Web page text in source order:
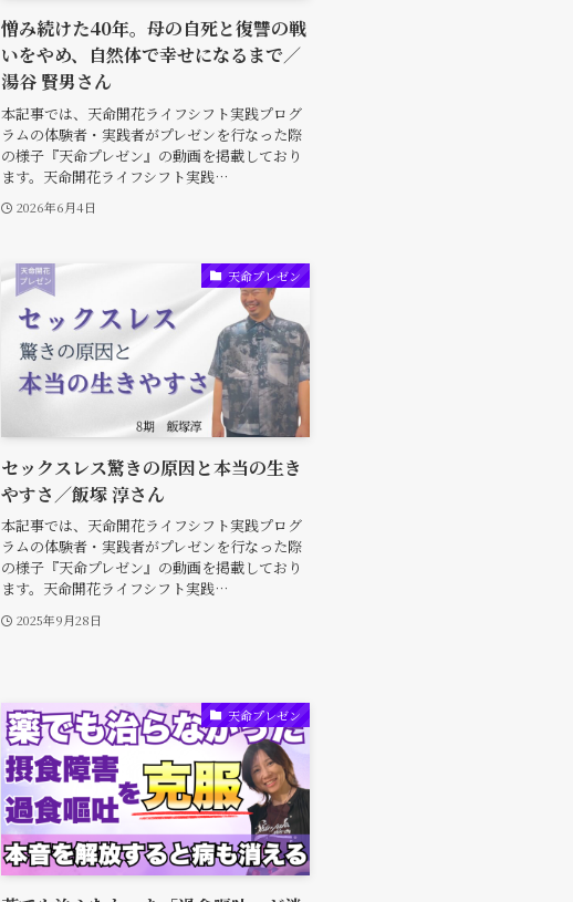
憎み続けた40年。母の自死と復讐の戦
いをやめ、自然体で幸せになるまで／
湯谷 賢男さん
本記事では、天命開花ライフシフト実践プログ
ラムの体験者・実践者がプレゼンを行なった際
の様子『天命プレゼン』の動画を掲載しており
ます。天命開花ライフシフト実践…
2026年6月4日
天命プレゼン
セックスレス驚きの原因と本当の生き
やすさ／飯塚 淳さん
本記事では、天命開花ライフシフト実践プログ
ラムの体験者・実践者がプレゼンを行なった際
の様子『天命プレゼン』の動画を掲載しており
ます。天命開花ライフシフト実践…
2025年9月28日
天命プレゼン